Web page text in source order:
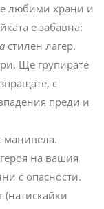
любими храни и
е забавна:
стилен лагер.
Ще групирате
с
преди и
манивела.
на вашия
с опасности.
(натискайки